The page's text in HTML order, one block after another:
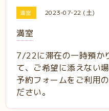
満室 2023-07-22 (土)
満室
7/22に滞在の一時預か
て、ご希望に添えない
予約フォームをご利用
ださい。